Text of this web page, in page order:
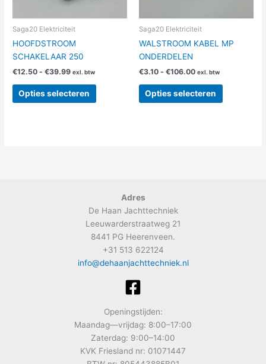
Saga20 Elektriciteit
HOOFDSTROOM
SCHAKELAAR 250
€12.50 - €39.99 exl. btw
Opties selecteren
Saga20 Elektriciteit
WALSTROOM KABEL MP
ONDERDELEN
€3.10 - €106.00 exl. btw
Opties selecteren
op
Adres
De Haan Jachttechniek
Leeuwarderstraatweg 21
8441 PG Heerenveen.
+31 513 622124
info@dehaanjachttechniek.nl
Openingstijden:
Maandag—vrijdag: 8:00–17:00
Zaterdag: 9:00–14:00
KVK Friesland nr: 01071447